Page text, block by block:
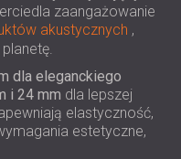
I
AUDIOLOGII
I
DANYCH
zaangażowanie
akustycznych ,
dla eleganckiego
i 24 mm dla lepszej
elastyczność,
estetyczne,